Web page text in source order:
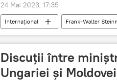
24 Mai 2023, 17:35
Internațional Frank-Walter
Klaus Iohannis
Discuții între
Ungariei și Moldovei